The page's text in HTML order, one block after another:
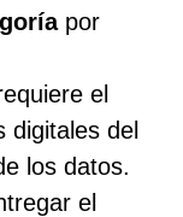
por
el
digitales del
los datos.
el